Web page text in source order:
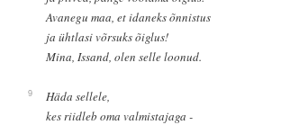
Avanegu maa, et idaneks õnnistus
ja ühtlasi võrsuks õiglus!
Mina, Issand, olen selle loonud.
9
Häda sellele,
kes riidleb oma valmistajaga -